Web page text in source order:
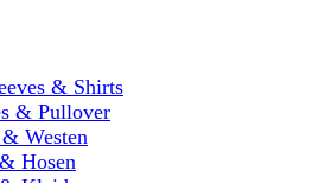
& Shirts
& Pullover
Westen
Hosen